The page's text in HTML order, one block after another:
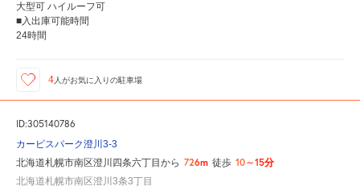
大型可 ハイルーフ可
■入出庫可能時間
24時間
4人がお気に入りの駐車場
ID:305140786
カービスパーク澄川3-3
北海道札幌市南区澄川四条六丁目から 726m 徒歩 10～15分
北海道札幌市南区澄川3条3丁目